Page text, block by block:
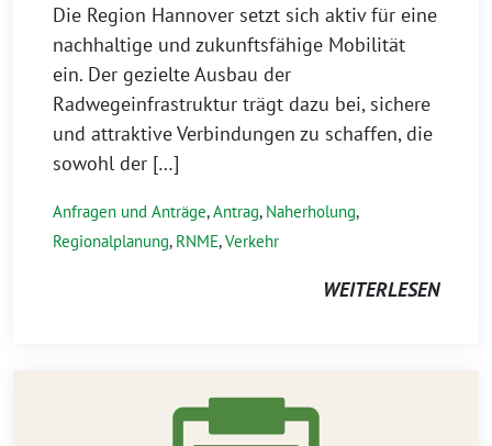
Die Region Hannover setzt sich aktiv für eine
nachhaltige und zukunftsfähige Mobilität
ein. Der gezielte Ausbau der
Radwegeinfrastruktur trägt dazu bei, sichere
und attraktive Verbindungen zu schaffen, die
sowohl der […]
Anfragen und Anträge,Antrag, Naherholung,
Regionalplanung, RNME,Verkehr
WEITERLESEN